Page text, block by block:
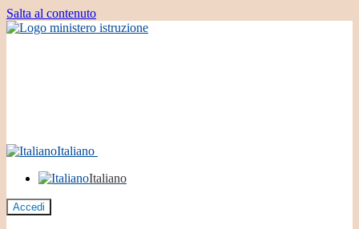
Salta al contenuto
Italiano
Italiano
Accedi